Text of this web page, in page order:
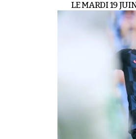
LE MARDI 19